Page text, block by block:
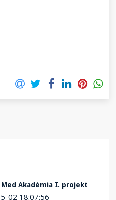
Med Akadémia I. projekt
02 18:07:56